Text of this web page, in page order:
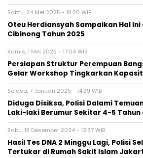
Sabtu, 24 Mei 2025 - 18:20 WIB
Oteu Herdiansyah Sampaikan Hal Ini
Cibinong Tahun 2025
Kamis, 1 Mei 2025 - 17:04 WIB
Persiapan Struktur Perempuan
Gelar Workshop Tingkarkan
Selasa, 7 Januari 2025 - 14:39 WIB
Diduga Disiksa, Polisi Dalami
Laki-laki Berumur Sekitar 4-5 Tahun
Rabu, 18 Desember 2024 - 13:37 WIB
Hasil Tes DNA 2 Minggu Lagi, Polisi
Tertukar di Rumah Sakit Islam